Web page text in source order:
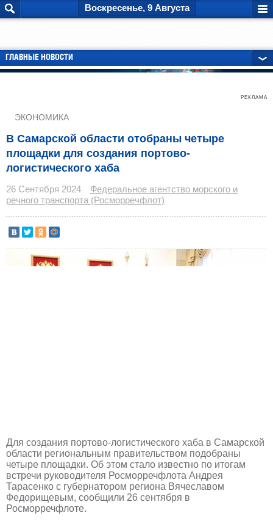
Воскресенье, 9 Августа
ГЛАВНЫЕ НОВОСТИ
РЕКЛАМА
ЭКОНОМИКА
В Самарской области отобраны четыре
площадки для создания портово-
логистического хаба
26 Сентября 2024
Федеральное агентство морского и
речного транспорта (Росморречфлот)
Для создания портово-логистического хаба в Самарской
области региональным правительством подобраны
четыре площадки. Об этом стало известно по итогам
встречи руководителя Росморречфлота Андрея
Тарасенко с губернатором региона Вячеславом
Федорищевым, сообщили 26 сентября в
Росморречфлоте.